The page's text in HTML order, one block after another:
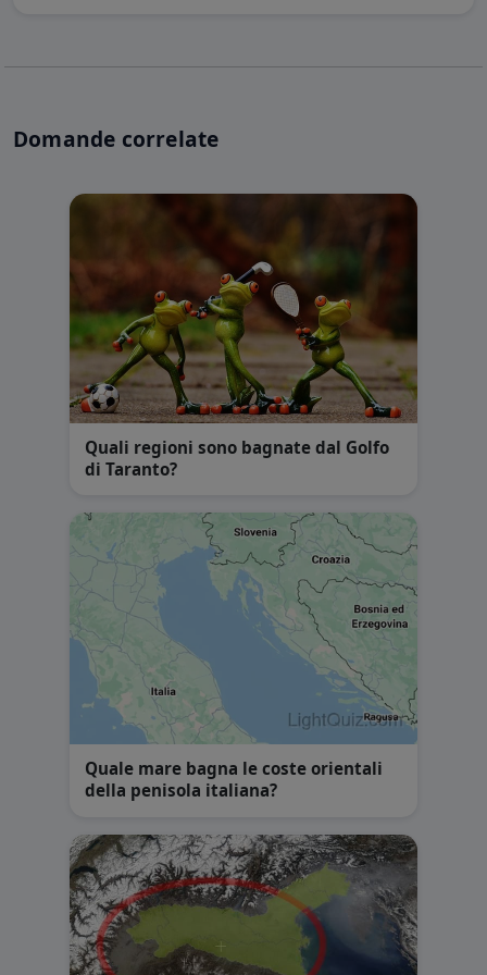
Domande correlate
Quali regioni sono bagnate dal Golfo
di Taranto?
Quale mare bagna le coste orientali
della penisola italiana?